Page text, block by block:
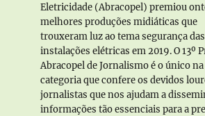
Eletricidade (Abracopel) premiou
melhores produções midiáticas que
trouxeram luz ao tema segurança das
instalações elétricas em 2019. O 13º
Abracopel de Jornalismo é o único na
categoria que confere os devidos
jornalistas que nos ajudam a
informações tão essenciais para a